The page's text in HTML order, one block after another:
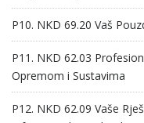
P10. NKD 69.20 Vaš
P11. NKD 62.03
Opremom i Sustavima
P12. NKD 62.09 Vaše